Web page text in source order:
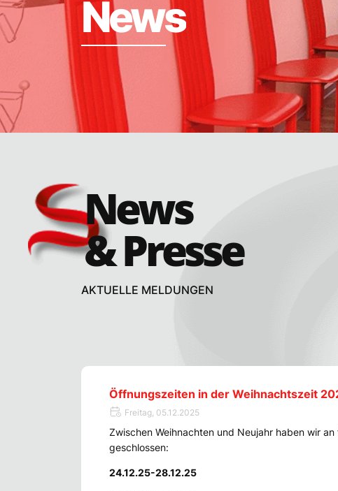
News
News
& Presse
AKTUELLE MELDUNGEN
Öffnungszeiten in der Weihnachtszeit
Freitag, 05.12.2025
Zwischen Weihnachten und Neujahr haben wir
geschlossen:
24.12.25-28.12.25
Frühestmöglicher
Kontaktdaten